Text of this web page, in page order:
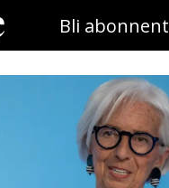
Bli abonnent